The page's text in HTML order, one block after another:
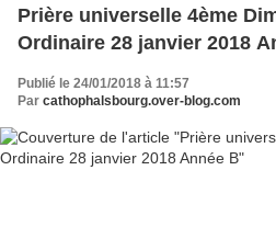
Prière universelle 4ème
Ordinaire 28 janvier 2018
Publié le 24/01/2018 à 11:57
Par cathophalsbourg.over-blog.com